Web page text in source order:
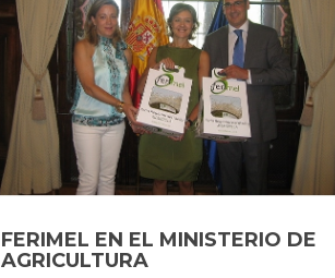
FERIMEL EN EL MINISTERIO DE
AGRICULTURA